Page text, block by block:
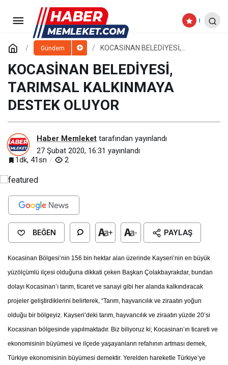
Gündem
KOCASİNAN BELEDİYESİ,
OLUYOR
KOCASİNAN BELEDİYESİ,
TARIMSAL KALKINMAYA
DESTEK OLUYOR
Haber Memleket tarafından yayınlandı
27 Şubat 2020, 16:31 yayınlandı
1dk, 41sn
2
BEĞEN + - PAYLAŞ
Kocasinan Bölgesi’nin 156 bin hektar alan üzerinde Kayseri’nin en büyük
yüzölçümlü ilçesi olduğuna dikkati çeken Başkan Çolakbayrakdar, bundan
dolayı Kocasinan’ı tarım, ticaret ve sanayi gibi her alanda kalkındıracak
projeler geliştirdiklerini belirterek, “Tarım, hayvancılık ve ziraatın yoğun
olduğu bir bölgeyiz. Kayseri’deki tarım, hayvancılık ve ziraatın yüzde 20’si
Kocasinan bölgesinde yapılmaktadır. Biz biliyoruz ki; Kocasinan’ın ticareti ve
ekonomisinin büyümesi ve ilçede yaşayanların refahının artması demek,
Türkiye ekonomisinin büyümesi demektir. Yerelden hareketle Türkiye’ye
KASKİ'NİN LABORATUVARLARI
DÜNYA STANDARTLARINDA
Yorum Yap